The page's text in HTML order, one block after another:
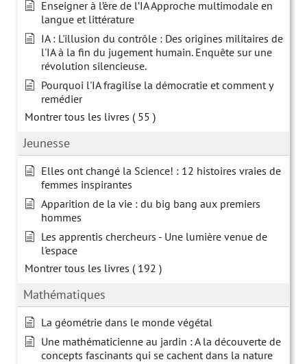
Enseigner à l’ère de l’IA Approche multimodale en
langue et littérature
IA : L'illusion du contrôle : Des origines militaires de
l'IA à la fin du jugement humain. Enquête sur une
révolution silencieuse.
Pourquoi l'IA fragilise la démocratie et comment y
remédier
Montrer tous les livres ( 55 )
Jeunesse
Elles ont changé la Science! : 12 histoires vraies de
femmes inspirantes
Apparition de la vie : du big bang aux premiers
hommes
Les apprentis chercheurs - Une lumière venue de
l'espace
Montrer tous les livres ( 192 )
Mathématiques
La géométrie dans le monde végétal
Une mathématicienne au jardin : A la découverte de
concepts fascinants qui se cachent dans la nature